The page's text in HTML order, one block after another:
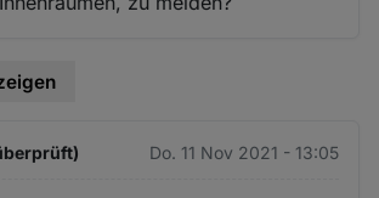
Do. 11 Nov 2021 - 13:05